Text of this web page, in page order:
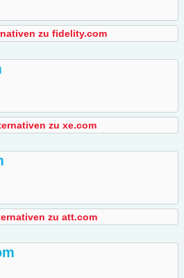
zu fidelity.com
zu xe.com
zu att.com